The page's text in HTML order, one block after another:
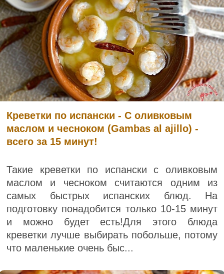
Креветки по испански - С оливковым
маслом и чесноком (Gambas al ajillo) -
всего за 15 минут!
Такие креветки по испански с оливковым
маслом и чесноком считаются одним из
самых быстрых испанских блюд. На
подготовку понадобится только 10-15 минут
и можно будет есть!Для этого блюда
креветки лучше выбирать побольше, потому
что маленькие очень быс...